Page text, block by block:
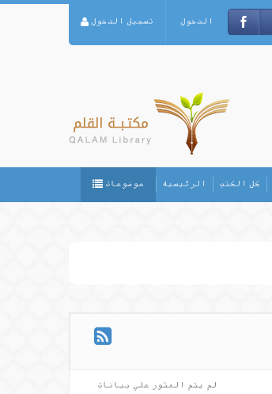
تسجيل الدخول الدخول
موضوعات الرئيسيه كل الكتب
لم يتم العثور علي بيانات